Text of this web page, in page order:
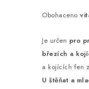
Obohaceno
Je určen pro
březích a
a kojících fen
U štěňat a